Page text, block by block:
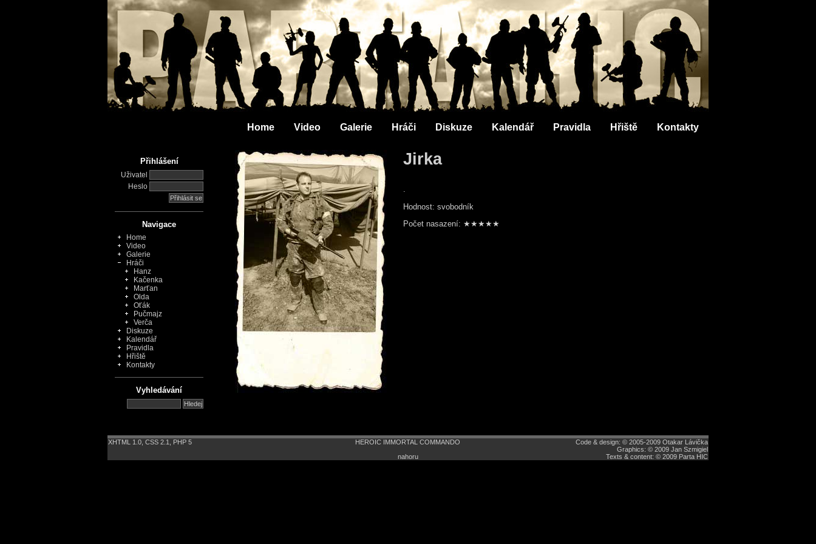
Home Video Galerie Hráči Diskuze Kalendář Pravidla Hřiště Kontakty
Přihlášení
Uživatel
Heslo
Navigace
Home
Video
Galerie
Hráči
Hanz
Kačenka
Marťan
Olda
Oťák
Pučmajz
Verča
Diskuze
Kalendář
Pravidla
Hřiště
Kontakty
Vyhledávání
Jirka
.
Hodnost: svobodník
Počet nasazení: ★★★★★
XHTML 1.0 CSS 2.1 PHP 5
HEROIC IMMORTAL COMMANDO
nahoru
Code & design: © 2005-2009 Otakar Lávička
Graphics: © 2009 Jan Szmigiel
Texts & content: © 2009 Parta HIC